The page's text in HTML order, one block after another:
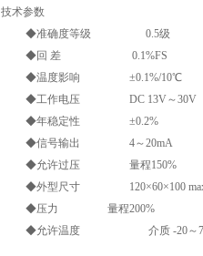
技术参数
◆准确度等级 0.5级
◆回 差 0.1%FS
◆温度影响 ±0.1%/10℃
◆工作电压 DC 13V～30V
◆年稳定性 ±0.2%
◆信号输出 4～20mA
◆允许过压 量程150%
◆外型尺寸 120×60×100
◆压力 量程200%
◆允许温度 介质 -20～